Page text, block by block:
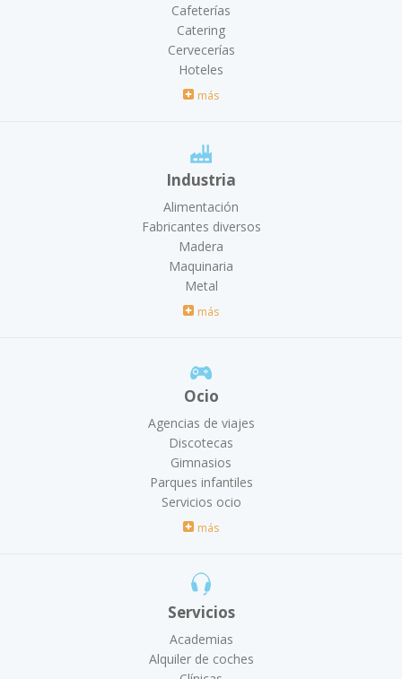
Cafeterías
Catering
Cervecerías
Hoteles
más
Industria
Alimentación
Fabricantes diversos
Madera
Maquinaria
Metal
más
Ocio
Agencias de viajes
Discotecas
Gimnasios
Parques infantiles
Servicios ocio
más
Servicios
Academias
Alquiler de coches